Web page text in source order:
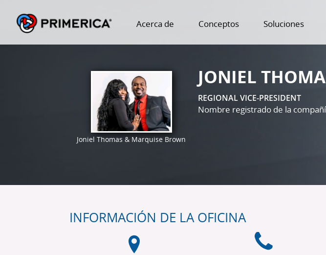
Acerca de Conceptos Soluciones
Joniel Thomas & Marquise Brown
JONIEL
REGIONAL VICE-PRESIDENT
Nombre registrado de la
INFORMACIÓN DE LA OFICINA